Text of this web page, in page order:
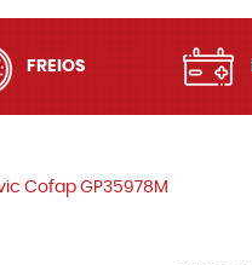
FREIOS
Cofap GP35978M